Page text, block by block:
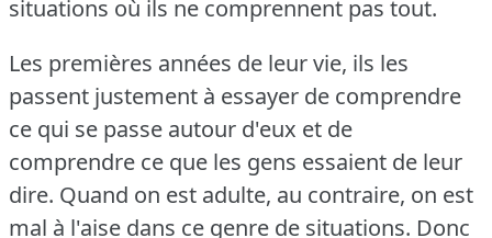
situations où ils ne comprennent pas tout.
Les premières années de leur vie, ils les
passent justement à essayer de comprendre
ce qui se passe autour d'eux et de
comprendre ce que les gens essaient de leur
dire. Quand on est adulte, au contraire, on est
mal à l'aise dans ce genre de situations. Donc